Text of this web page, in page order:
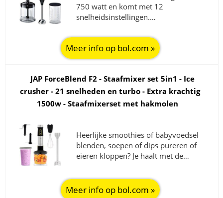
750 watt en komt met 12
snelheidsinstellingen.…
Meer info op bol.com »
JAP ForceBlend F2 - Staafmixer set 5in1 - Ice
crusher - 21 snelheden en turbo - Extra krachtig
1500w - Staafmixerset met hakmolen
Heerlijke smoothies of babyvoedsel
blenden, soepen of dips pureren of
eieren kloppen? Je haalt met de…
Meer info op bol.com »